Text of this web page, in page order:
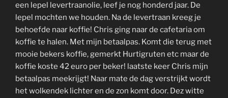
een lepel levertraanolie, leef je nog honderd jaar. De
lepel mochten we houden. Na de levertraan kreeg je
behoefde naar koffie! Chris ging naar de cafetaria om
koffie te halen. Met mijn betaalpas. Komt die terug met
mooie bekers koffie, gemerkt Hurtigruten etc maar de
koffie koste 42 euro per beker! laatste keer Chris mijn
betaalpas meekrijgt! Naar mate de dag verstrijkt wordt
het wolkendek lichter en de zon komt door. Dez witte